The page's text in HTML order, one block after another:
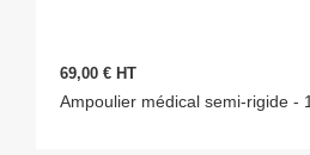
69,00 € HT
Ampoulier médical semi-rigide -